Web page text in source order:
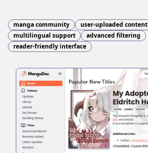
manga community
user-uploaded content
multilingual support
advanced filtering
reader-friendly interface